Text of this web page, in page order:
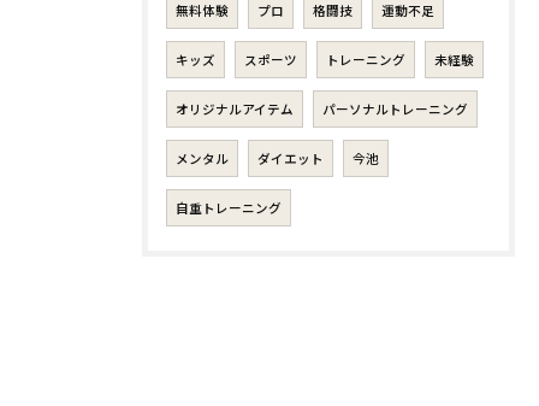
無料体験 プロ 格闘技 運動不足
キッズ スポーツ トレーニング 未経験
オリジナルアイテム パーソナルトレーニング
メンタル ダイエット 今池
自重トレーニング